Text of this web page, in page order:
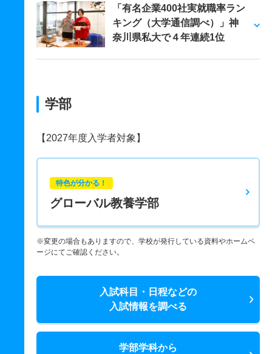
「有名企業400社実就職率ラン
キング（大学通信調べ）」神
奈川県私大で４年連続1位
学部
【2027年度入学者対象】
特色が分かる！
グローバル教養学部
※変更の場合もありますので、学校が発行している資料やホームペ
ージにてご確認ください。
入試科目・日程などの
入試情報を調べる
学部学科から